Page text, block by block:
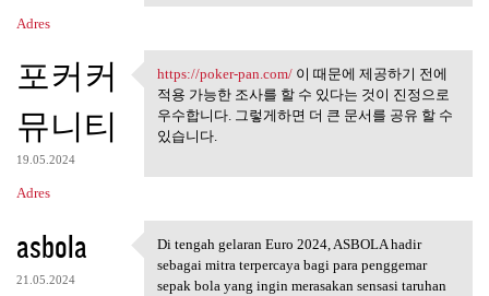
Adres
포커커
뮤니티
19.05.2024
Adres
https://poker-pan.com/ 이 때문에
https://poker-pan.com/이 때문에 제공하기 전에
적용 가능한 조사를 할 수 있다는 것이 진정으로
우수합니다. 그렇게하면 더 큰 문서를 공유 할 수
있습니다.
asbola
21.05.2024
Di tengah gelaran Euro 2024,
Di tengah gelaran Euro 2024, ASBOLA hadir
sebagai mitra terpercaya bagi para penggemar
sepak bola yang ingin merasakan sensasi taruhan